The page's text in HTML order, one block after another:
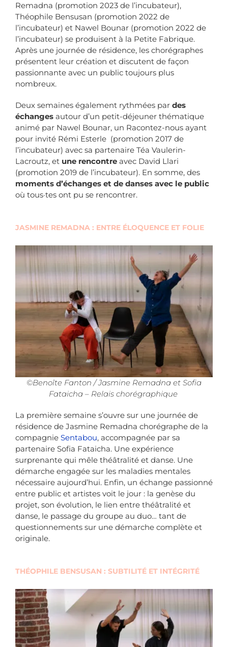
Remadna (promotion 2023 de l’incubateur),
Théophile Bensusan (promotion 2022 de
l’incubateur) et Nawel Bounar (promotion 2022 de
l’incubateur) se produisent à la Petite Fabrique.
Après une journée de résidence, les chorégraphes
présentent leur création et discutent de façon
passionnante avec un public toujours plus
nombreux.
Deux semaines également rythmées par des
échangesautour d’un petit-déjeuner thématique
animé par Nawel Bounar, un Racontez-nous ayant
pour invité Rémi Esterle (promotion 2017 de
l’incubateur) avec sa partenaire Téa Vaulerin-
Lacroutz, et une rencontreavec David Llari
(promotion 2019 de l’incubateur). En somme, des
moments d’échanges et de danses avec le public
où tous·tes ont pu se rencontrer.
JASMINE REMADNA : ENTRE ÉLOQUENCE ET FOLIE
©Benoîte Fanton / Jasmine Remadna et Sofia
Fataicha – Relais chorégraphique
La première semaine s’ouvre sur une journée de
résidence de Jasmine Remadna chorégraphe de la
compagnie Sentabou, accompagnée par sa
partenaire Sofia Fataicha. Une expérience
surprenante qui mêle théâtralité et danse. Une
démarche engagée sur les maladies mentales
nécessaire aujourd’hui. Enfin, un échange passionné
entre public et artistes voit le jour : la genèse du
projet, son évolution, le lien entre théâtralité et
danse, le passage du groupe au duo… tant de
questionnements sur une démarche complète et
originale.
THÉOPHILE BENSUSAN : SUBTILITÉ ET INTÉGRITÉ